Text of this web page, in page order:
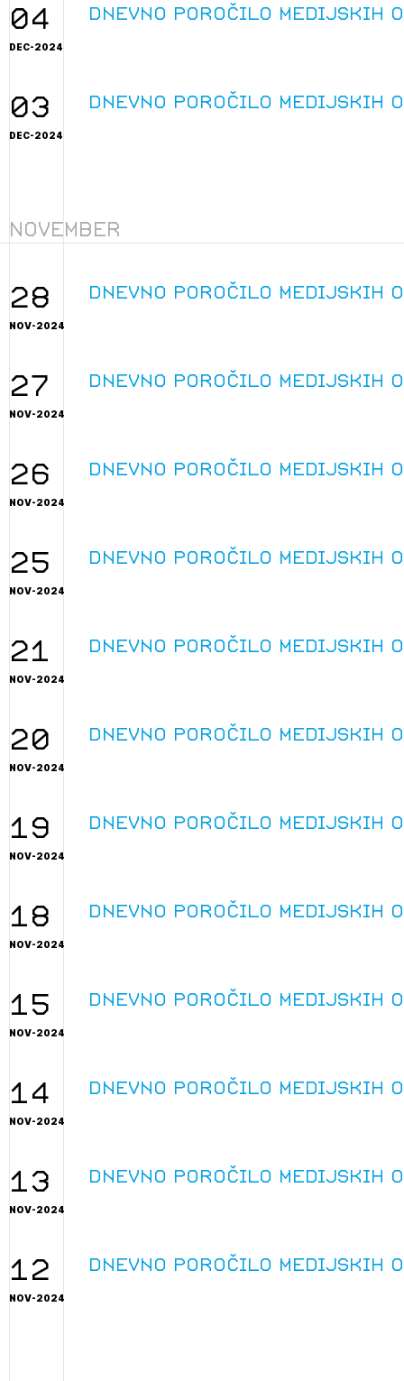
Izbrana vsebina je namenjena le ZAPS registriranim
uporabnikom. Da lahko do nje dostopate, se je
potrebno prijaviti.
se s svojim ZAPS uporabniškim imenom in geslom.
SE
04
DEC-2024
Dnevno poročilo medijskih
03
DEC-2024
Dnevno poročilo medijskih
November
28
NOV-2024
Dnevno poročilo medijskih
27
NOV-2024
Dnevno poročilo medijskih
26
NOV-2024
Dnevno poročilo medijskih
25
NOV-2024
Dnevno poročilo medijskih
21
NOV-2024
Dnevno poročilo medijskih
20
NOV-2024
Dnevno poročilo medijskih
19
NOV-2024
Dnevno poročilo medijskih
18
NOV-2024
Dnevno poročilo medijskih
15
NOV-2024
Dnevno poročilo medijskih
14
NOV-2024
Dnevno poročilo medijskih
13
NOV-2024
Dnevno poročilo medijskih
12
NOV-2024
Dnevno poročilo medijskih
na novičnik
svojo izbiro.
vam bomo pošiljali na vaš elektronski naslov.
Novičnik natečajev
Dnevne medijske objave